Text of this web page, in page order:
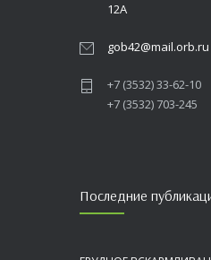
12А
gob42@mail.orb.ru
+7 (3532) 33-62-10
+7 (3532) 703-245
Последние